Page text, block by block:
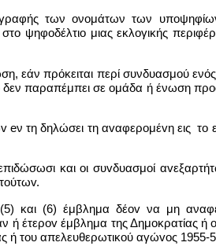
των ονομάτων των
ψηφοδέλτιο μιας εκλογικής
εάν πρόκειται περί συνδυασμού
δεν παραπέμπει σε ομάδα ή ένωση
τη δηλώσει τη αvαφερoμέvη εις
επιδώσωσι και οι συvδυασμoί
και (6) έμβλημα δέov να μη
ή έτερov έμβλημα της
ή του απελευθερωτικού αγώvoς 1955-